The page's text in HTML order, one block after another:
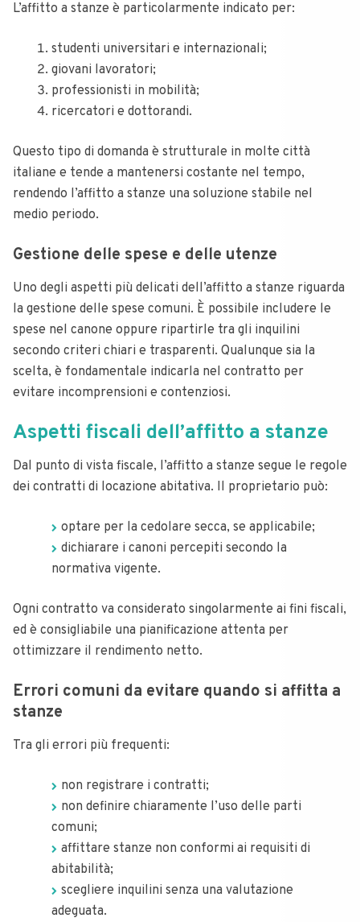
L’affitto a stanze è particolarmente indicato per:
studenti universitari e internazionali;
giovani lavoratori;
professionisti in mobilità;
ricercatori e dottorandi.
Questo tipo di domanda è strutturale in molte città
italiane e tende a mantenersi costante nel tempo,
rendendo l’affitto a stanze una soluzione stabile nel
medio periodo.
Gestione delle spese e delle utenze
Uno degli aspetti più delicati dell’affitto a stanze riguarda
la gestione delle spese comuni. È possibile includere le
spese nel canone oppure ripartirle tra gli inquilini
secondo criteri chiari e trasparenti. Qualunque sia la
scelta, è fondamentale indicarla nel contratto per
evitare incomprensioni e contenziosi.
Aspetti fiscali dell’affitto a stanze
Dal punto di vista fiscale, l’affitto a stanze segue le regole
dei contratti di locazione abitativa. Il proprietario può:
optare per la cedolare secca, se applicabile;
dichiarare i canoni percepiti secondo la
normativa vigente.
Ogni contratto va considerato singolarmente ai fini fiscali,
ed è consigliabile una pianificazione attenta per
ottimizzare il rendimento netto.
Errori comuni da evitare quando si affitta a
stanze
Tra gli errori più frequenti:
non registrare i contratti;
non definire chiaramente l’uso delle parti
comuni;
affittare stanze non conformi ai requisiti di
abitabilità;
scegliere inquilini senza una valutazione
adeguata.